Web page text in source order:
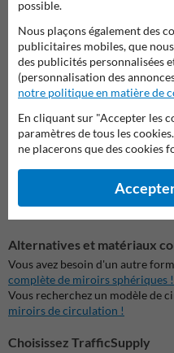
Entreprises avec circulation
Gestionnaires de parkings
Commerçants avec de
Services de sécurité et
Facility managers dans des
Comment fixer le miroir
Il suffit de placer le miroir sur
et de le visser ou de le coller
Alternatives et matériaux
Vous avez besoin d'un autre
complète de miroirs sphériques !
Vous recherchez un modèle de
miroirs de circulation !
Choisissez TrafficSupply
possible.
Nous plaçons également des
publicitaires mobiles, que
des publicités personnalisées
(personnalisation des
notre politique en matière de
En cliquant sur "Accepter les
paramètres de tous les
ne placerons que des cookies